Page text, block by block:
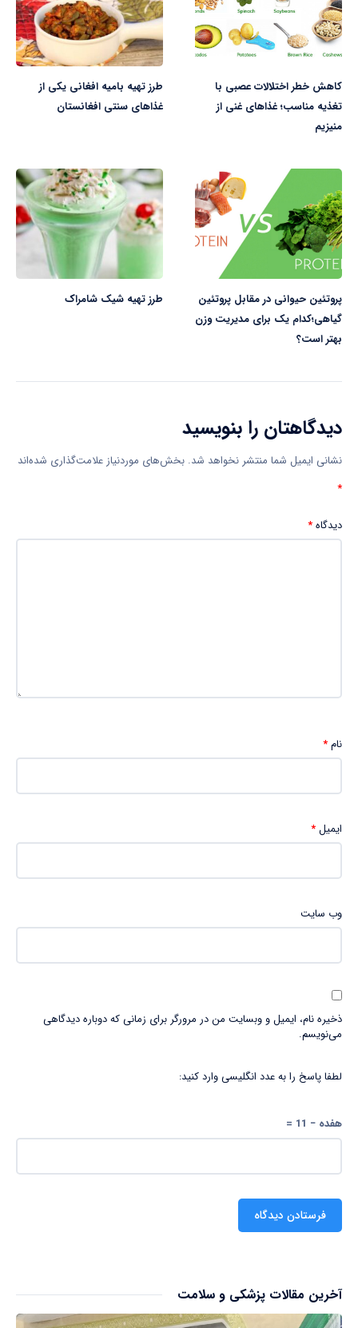
کاهش خطر اختلالات عصبی با
تغذیه مناسب؛ غذاهای غنی از
منیزیم
طرز تهیه بامیه افغانی یکی از
غذاهای سنتی افغانستان
پروتئین حیوانی در مقابل پروتئین
گیاهی؛کدام یک برای مدیریت وزن
بهتر است؟
طرز تهیه شیک شامراک
دیدگاهتان را بنویسید
نشانی ایمیل شما منتشر نخواهد شد. بخش‌های موردنیاز علامت‌گذاری شده‌اند
*
دیدگاه*
نام*
ایمیل*
وب‌ سایت
ذخیره نام، ایمیل و وبسایت من در مرورگر برای زمانی که دوباره دیدگاهی
می‌نویسم.
لطفا پاسخ را به عدد انگلیسی وارد کنید:
هفده − 11 =
آخرین مقالات پزشکی و سلامت